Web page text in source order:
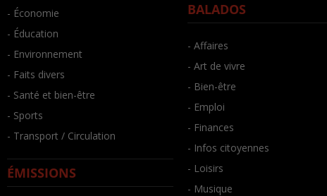
- Économie
- Éducation
- Environnement
- Faits divers
- Santé et bien-être
- Sports
- Transport / Circulation
ÉMISSIONS
BALADOS
- Affaires
- Art de vivre
- Bien-être
- Emploi
- Finances
- Infos citoyennes
- Loisirs
- Musique